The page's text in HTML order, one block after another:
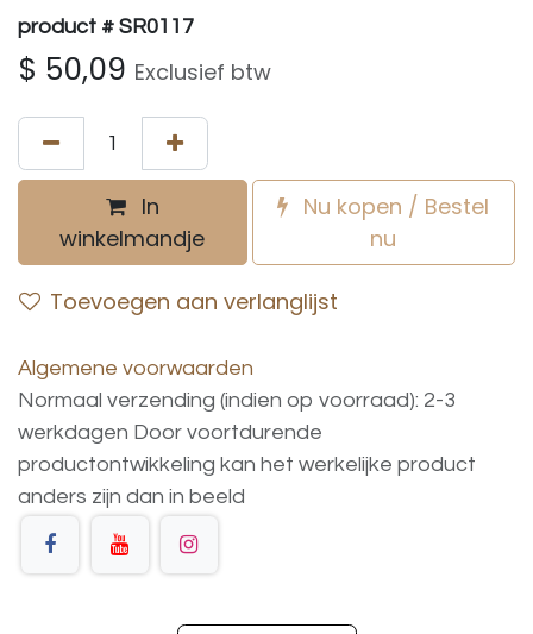
product # SR0117
$ 50,09 Exclusief btw
In
winkelmandje
Nu kopen / Bestel
nu
Toevoegen aan verlanglijst
Algemene voorwaarden
Normaal verzending (indien op voorraad): 2-3
werkdagen Door voortdurende
productontwikkeling kan het werkelijke product
anders zijn dan in beeld